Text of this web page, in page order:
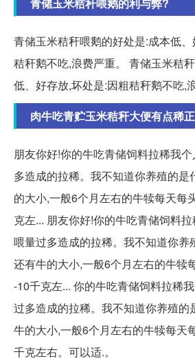
青储玉米秸秆喂鹅的利与弊?
青储玉米秸秆喂鹅的好处是:成本低
秸秆鹅不吃,浪费严重。 青储玉米秸
低、好存放,坏处是:因粗秸秆鹅不吃,
肉牛吃青贮玉米秸秆大便有点稀
朋友你好!你的牛吃青储饲料拉稀我
多造成的拉稀。我不知道你养殖的是
的大小,一般6个月左右的牛犊每天每
克左... 朋友你好!你的牛吃青储饲料
喂量过多造成的拉稀。我不知道你养
还有牛的大小,一般6个月左右的牛犊
-10千克左... 你的牛吃青储饲料拉稀
过多造成的拉稀。我不知道你养殖的
牛的大小,一般6个月左右的牛犊每天
千克左右。可以适.。